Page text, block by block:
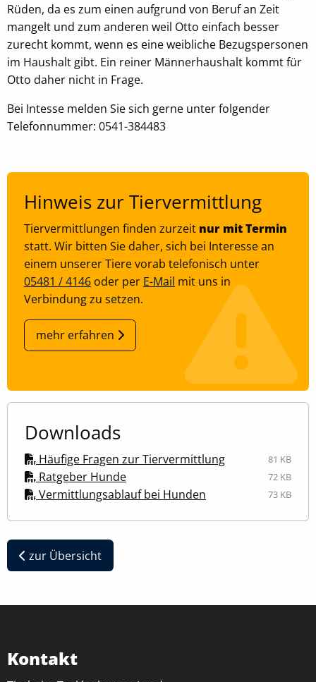
Rüden, da es zum einen aufgrund von Beruf an Zeit
mangelt und zum anderen weil Otto einfach besser
zurecht kommt, wenn es eine weibliche Bezugspersonen
im Haushalt gibt. Ein reiner Männerhaushalt kommt für
Otto daher nicht in Frage.
Bei Intesse melden Sie sich gerne unter folgender
Telefonnummer: 0541-384483
Hinweis zur Tiervermittlung
Tiervermittlungen finden zurzeit nur mit Termin
statt. Wir bitten Sie daher, sich bei Interesse an
einem unserer Tiere vorab telefonisch unter
05481 / 4146 oder per E-Mail mit uns in
Verbindung zu setzen.
mehr erfahren
Downloads
Häufige Fragen zur Tiervermittlung 81 KB
Ratgeber Hunde 72 KB
Vermittlungsablauf bei Hunden 73 KB
zur Übersicht
Kontakt
Cookie Laufzeit:
6 Monate, 13 Monate